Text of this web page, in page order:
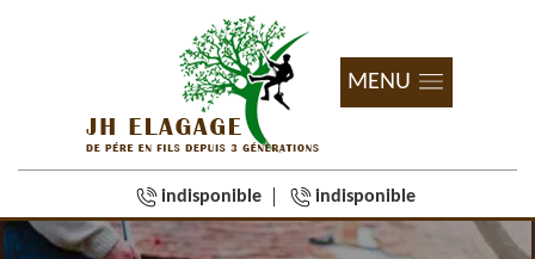
MENU
indisponible indisponible